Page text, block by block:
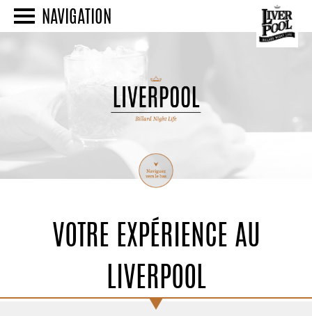
NAVIGATION
VOTRE EXPÉRIENCE AU
LIVERPOOL